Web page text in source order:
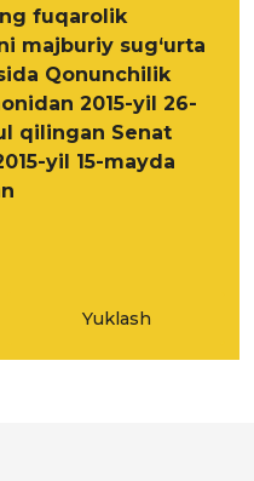
fuqarolik
majburiy sug‘urta
Qonunchilik
2015-yil 26-
qilingan Senat
yil 15-mayda
Yuklash